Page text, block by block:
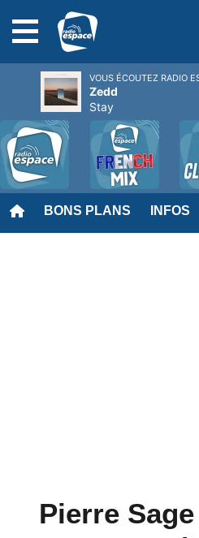
BONS PLANS INFOS
Pierre
VOUS ÉCOUTEZ RADIO
Zedd
Stay